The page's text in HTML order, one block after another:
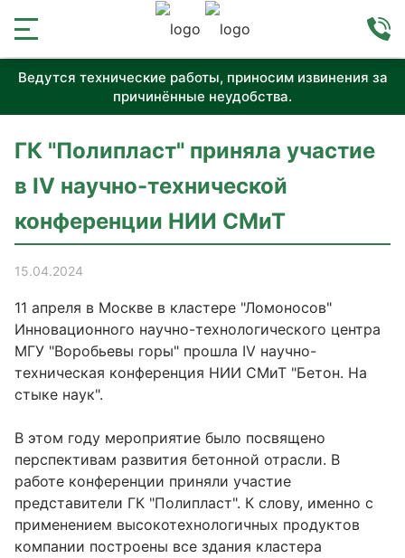
Ведутся технические работы, приносим извинения за
причинённые неудобства.
ГК "Полипласт" приняла участие
в IV научно-технической
конференции НИИ СМиТ
15.04.2024
11 апреля в Москве в кластере "Ломоносов"
Инновационного научно-технологического центра
МГУ "Воробьевы горы" прошла IV научно-
техническая конференция НИИ СМиТ "Бетон. На
стыке наук".
В этом году мероприятие было посвящено
перспективам развития бетонной отрасли. В
работе конференции приняли участие
представители ГК "Полипласт". К слову, именно с
применением высокотехнологичных продуктов
компании построены все здания кластера